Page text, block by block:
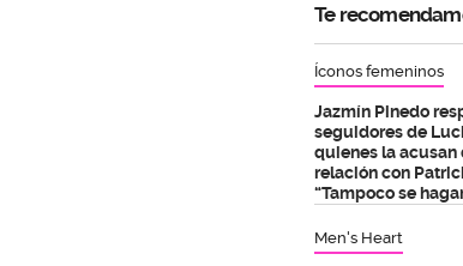
Te
Íconos femeninos
Jazmín Pinedo
seguidores de
quienes la acusan
relación con
“Tampoco se
Men's Heart